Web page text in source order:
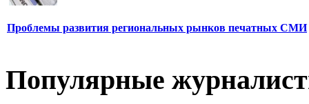
Проблемы развития региональных рынков печатных СМИ
Популярные